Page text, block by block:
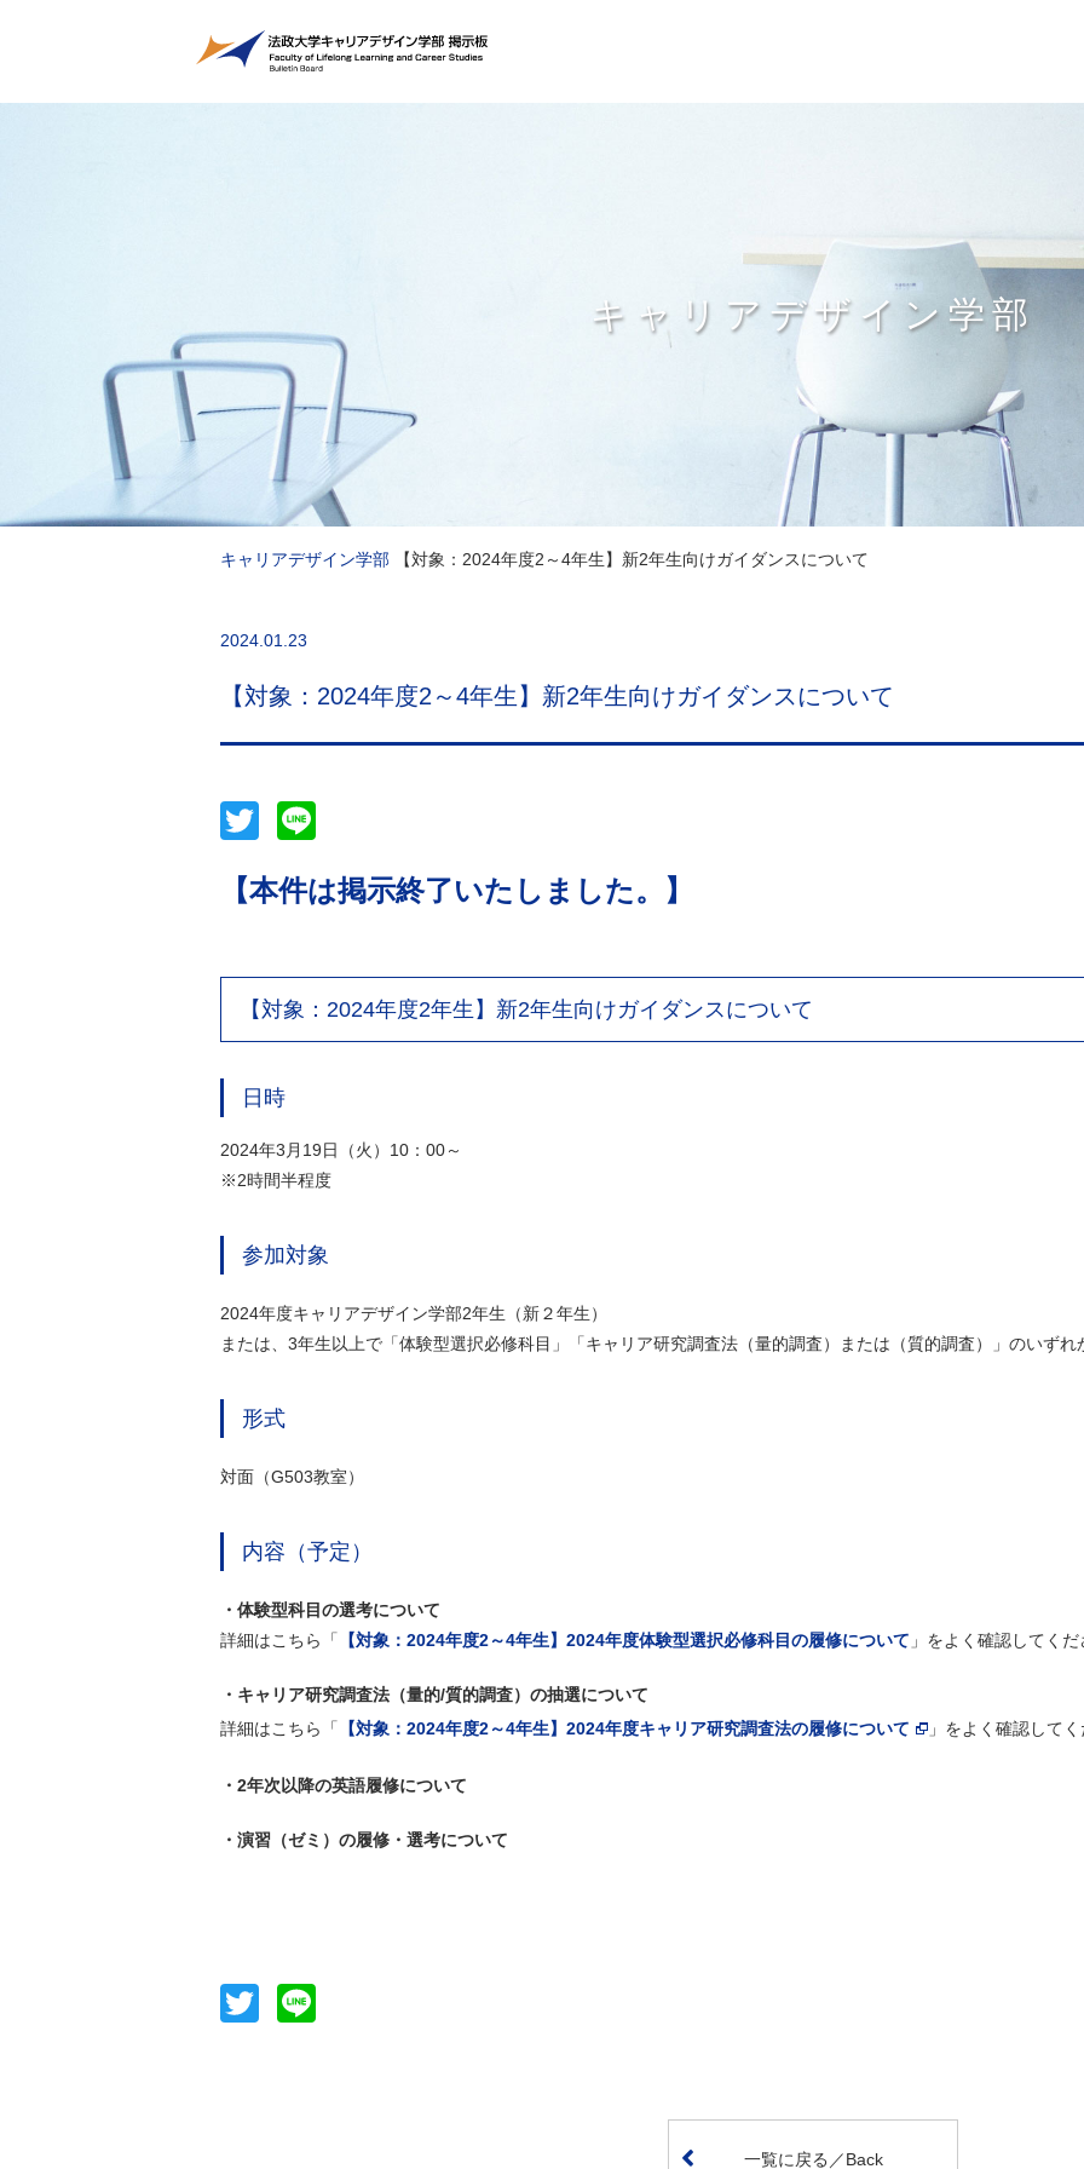
キャリアデザイン学部
キャリアデザイン学部 【対象：2024年度2～4年生】新2年生向けガイダンスについて
2024.01.23
【対象：2024年度2～4年生】新2年生向けガイダンスについて
Twitter
【本件は掲示終了いたしました。】
【対象：2024年度2年生】新2年生向けガイダンスについて
日時
2024年3月19日（火）10：00～
※2時間半程度
参加対象
2024年度キャリアデザイン学部2年生（新２年生）
または、3年生以上で「体験型選択必修科目」「キャリア研究調査法（量的調査）または（質的調査）」のいずれ
形式
対面（G503教室）
内容（予定）
・体験型科目の選考について
詳細はこちら「
【対象：2024年度2～4年生】2024年度体験型選択必修科目の履修について 」をよく確認してくだ
・キャリア研究調査法（量的/質的調査）の抽選について
詳細はこちら「
【対象：2024年度2～4年生】2024年度キャリア研究調査法の履修について 」をよく確認してく
・2年次以降の英語履修について
・演習（ゼミ）の履修・選考について
Twitter
一覧に戻る／Back